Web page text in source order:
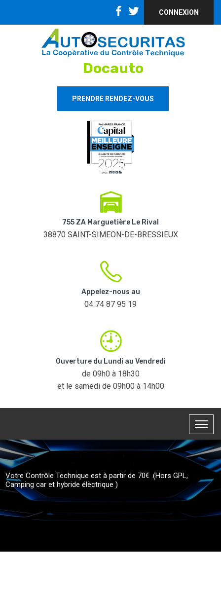
CONNEXION
Docauto
PRENDRE RENDEZ-VOUS
755 ZA Marguetière Le Rival
38870 SAINT-SIMEON-DE-BRESSIEUX
Appelez-nous au
04 74 87 95 19
Ouverture du Lundi au Vendredi
de 09h0 à 18h30
et le samedi de 09h00 à 14h00
Votre Contrôle Technique est à partir de 70€ .(Hors GPL,
Camping car et hybride élèctrique )